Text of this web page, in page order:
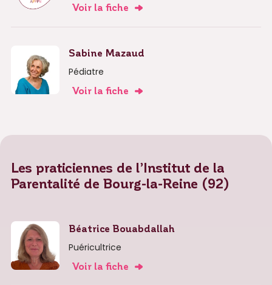
Voir la fiche
Sabine Mazaud
Pédiatre
Voir la fiche
Les praticiennes de l’Institut de la
Parentalité de Bourg-la-Reine (92)
Béatrice Bouabdallah
Puéricultrice
Voir la fiche